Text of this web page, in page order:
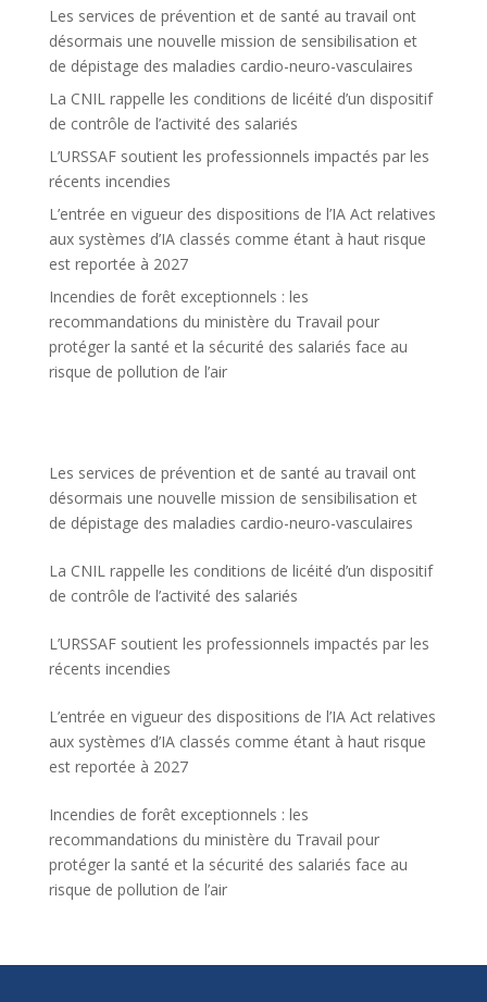
Les services de prévention et de santé au travail ont
désormais une nouvelle mission de sensibilisation et
de dépistage des maladies cardio-neuro-vasculaires
La CNIL rappelle les conditions de licéité d’un dispositif
de contrôle de l’activité des salariés
L’URSSAF soutient les professionnels impactés par les
récents incendies
L’entrée en vigueur des dispositions de l’IA Act relatives
aux systèmes d’IA classés comme étant à haut risque
est reportée à 2027
Incendies de forêt exceptionnels : les
recommandations du ministère du Travail pour
protéger la santé et la sécurité des salariés face au
risque de pollution de l’air
Les services de prévention et de santé au travail ont
désormais une nouvelle mission de sensibilisation et
de dépistage des maladies cardio-neuro-vasculaires
La CNIL rappelle les conditions de licéité d’un dispositif
de contrôle de l’activité des salariés
L’URSSAF soutient les professionnels impactés par les
récents incendies
L’entrée en vigueur des dispositions de l’IA Act relatives
aux systèmes d’IA classés comme étant à haut risque
est reportée à 2027
Incendies de forêt exceptionnels : les
recommandations du ministère du Travail pour
protéger la santé et la sécurité des salariés face au
risque de pollution de l’air